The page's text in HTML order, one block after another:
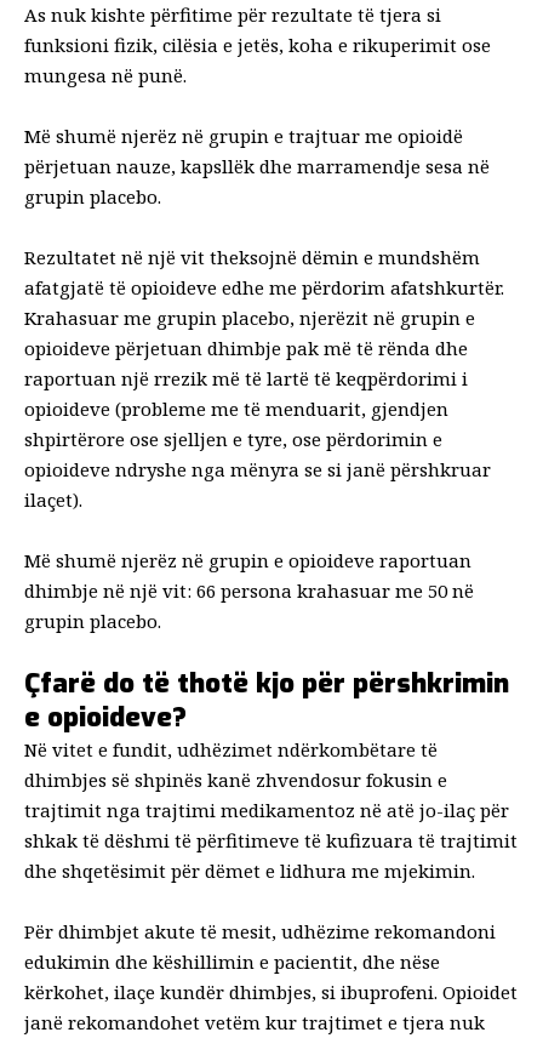
As nuk kishte përfitime për rezultate të tjera si
funksioni fizik, cilësia e jetës, koha e rikuperimit ose
mungesa në punë.
Më shumë njerëz në grupin e trajtuar me opioidë
përjetuan nauze, kapsllëk dhe marramendje sesa në
grupin placebo.
Rezultatet në një vit theksojnë dëmin e mundshëm
afatgjatë të opioideve edhe me përdorim afatshkurtër.
Krahasuar me grupin placebo, njerëzit në grupin e
opioideve përjetuan dhimbje pak më të rënda dhe
raportuan një rrezik më të lartë të keqpërdorimi i
opioideve (probleme me të menduarit, gjendjen
shpirtërore ose sjelljen e tyre, ose përdorimin e
opioideve ndryshe nga mënyra se si janë përshkruar
ilaçet).
Më shumë njerëz në grupin e opioideve raportuan
dhimbje në një vit: 66 persona krahasuar me 50 në
grupin placebo.
Çfarë do të thotë kjo për përshkrimin
e opioideve?
Në vitet e fundit, udhëzimet ndërkombëtare të
dhimbjes së shpinës kanë zhvendosur fokusin e
trajtimit nga trajtimi medikamentoz në atë jo-ilaç për
shkak të dëshmi të përfitimeve të kufizuara të trajtimit
dhe shqetësimit për dëmet e lidhura me mjekimin.
Për dhimbjet akute të mesit, udhëzime rekomandoni
edukimin dhe këshillimin e pacientit, dhe nëse
kërkohet, ilaçe kundër dhimbjes, si ibuprofeni. Opioidet
janë rekomandohet vetëm kur trajtimet e tjera nuk